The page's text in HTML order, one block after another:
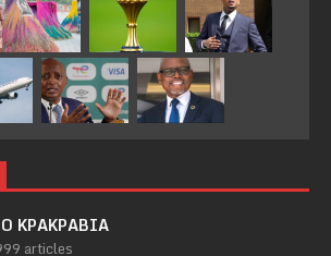
KPAKPABIA
articles